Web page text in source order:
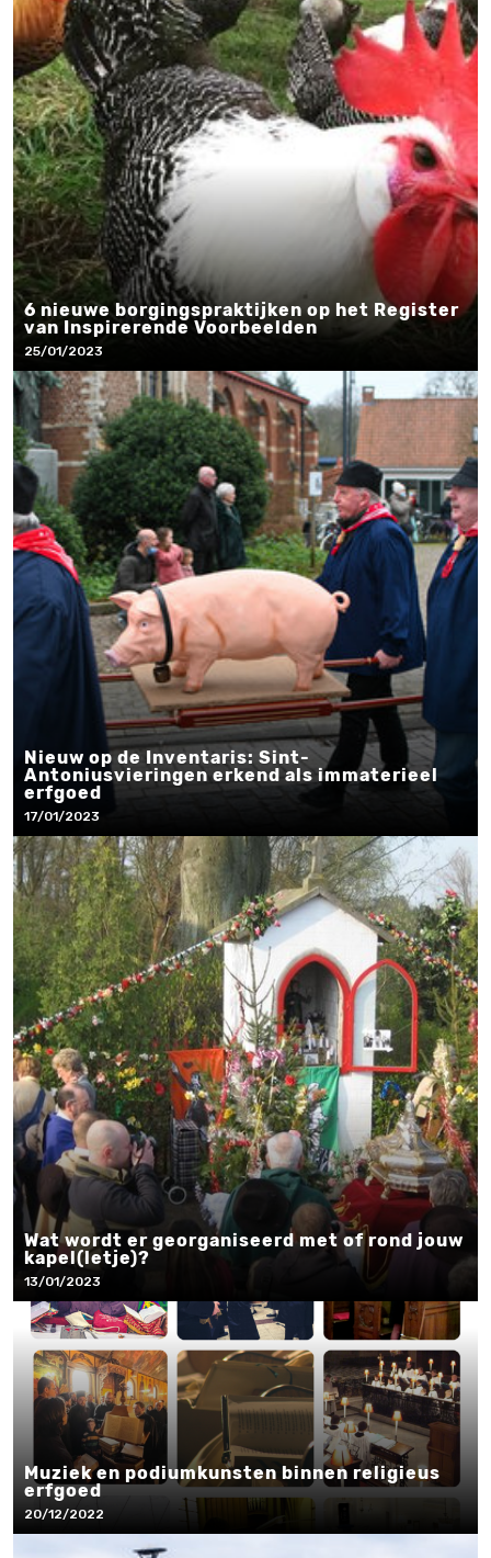
6 nieuwe borgingspraktijken op het Register
van Inspirerende Voorbeelden
25/01/2023
Nieuw op de Inventaris: Sint-
Antoniusvieringen erkend als immaterieel
erfgoed
17/01/2023
Wat wordt er georganiseerd met of rond jouw
kapel(letje)?
13/01/2023
Muziek en podiumkunsten binnen religieus
erfgoed
20/12/2022